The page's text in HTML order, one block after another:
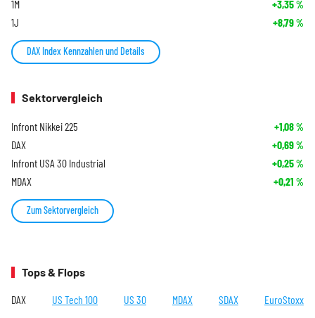
1M +3,35%
1J +8,79%
DAX Index Kennzahlen und Details
Sektorvergleich
Infront Nikkei 225 +1,08%
DAX +0,69%
Infront USA 30 Industrial +0,25%
MDAX +0,21 %
Zum Sektorvergleich
Tops & Flops
DAX US Tech 100 US 30 MDAX SDAX EuroStoxx